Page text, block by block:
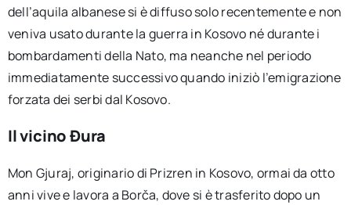
dell’aquila albanese si è diffuso solo recentemente e non
veniva usato durante la guerra in Kosovo né durante i
bombardamenti della Nato, ma neanche nel periodo
immediatamente successivo quando iniziò l’emigrazione
forzata dei serbi dal Kosovo.
Il vicino Đura
Mon Gjuraj, originario di Prizren in Kosovo, ormai da otto
anni vive e lavora a Borča, dove si è trasferito dopo un